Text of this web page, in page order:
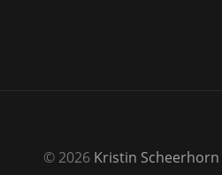
© 2026 Kristin Scheerhorn